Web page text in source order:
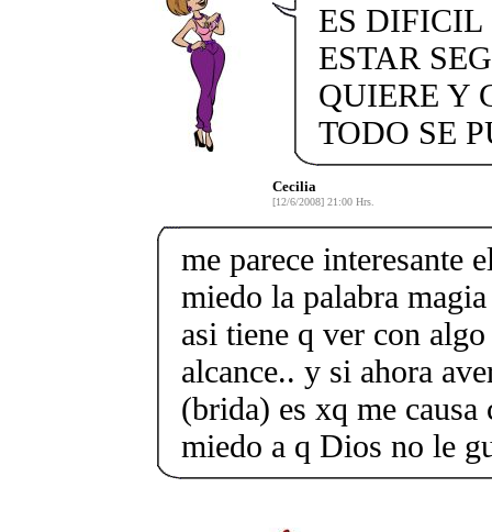
ES DIFICIL
ESTAR
QUIERE Y
TODO SE
Cecilia
[12/6/2008] 21:00 Hrs.
me parece interesante
miedo la palabra
asi tiene q ver con
alcance.. y si ahora
(brida) es xq me
miedo a q Dios no le